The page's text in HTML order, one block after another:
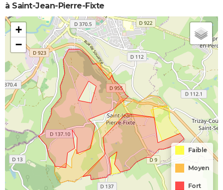
à Saint-Jean-Pierre-Fixte
+
−
Faible
Moyen
Fort